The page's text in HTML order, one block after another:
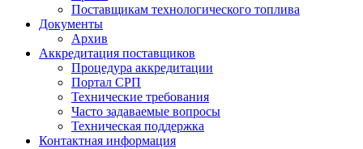
Поставщикам технологического топлива
Документы
Архив
Аккредитация поставщиков
Процедура аккредитации
Портал СРП
Технические требования
Часто задаваемые вопросы
Техническая поддержка
Контактная информация